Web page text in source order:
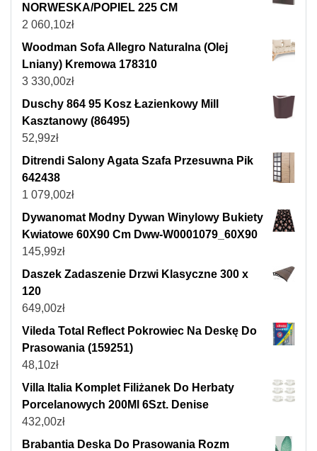
NORWESKA/POPIEL 225 CM
2 060,10zł
Woodman Sofa Allegro Naturalna (Olej
Lniany) Kremowa 178310
3 330,00zł
Duschy 864 95 Kosz Łazienkowy Mill
Kasztanowy (86495)
52,99zł
Ditrendi Salony Agata Szafa Przesuwna Pik
642438
1 079,00zł
Dywanomat Modny Dywan Winylowy Bukiety
Kwiatowe 60X90 Cm Dww-W0001079_60X90
145,99zł
Daszek Zadaszenie Drzwi Klasyczne 300 x
120
649,00zł
Vileda Total Reflect Pokrowiec Na Deskę Do
Prasowania (159251)
48,10zł
Villa Italia Komplet Filiżanek Do Herbaty
Porcelanowych 200Ml 6Szt. Denise
432,00zł
Brabantia Deska Do Prasowania Rozm